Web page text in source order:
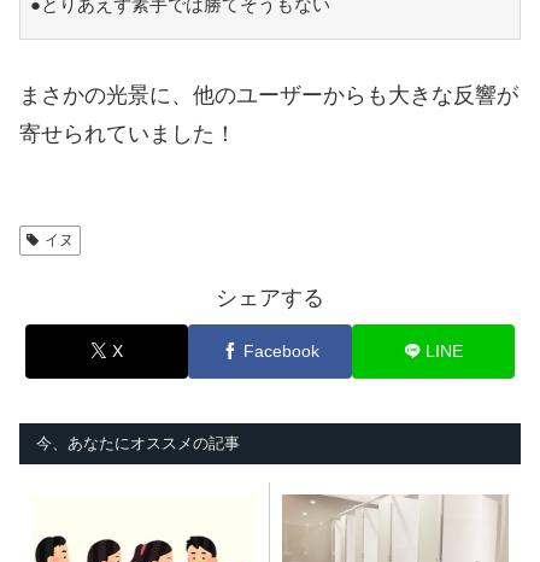
●とりあえず素手では勝てそうもない
まさかの光景に、他のユーザーからも大きな反響が
寄せられていました！
イヌ
シェアする
X Facebook LINE
今、あなたにオススメの記事